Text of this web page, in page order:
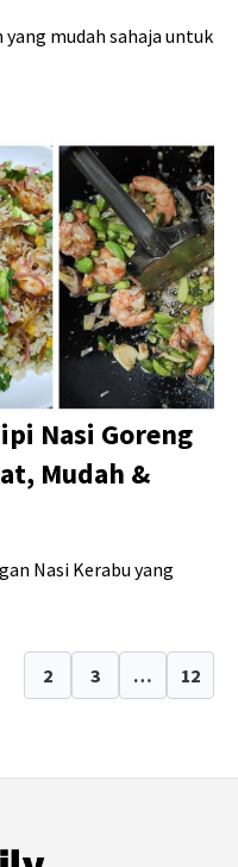
mudah sahaja untuk
Nasi Goreng
Mudah &
Nasi Kerabu yang
2 3 … 12